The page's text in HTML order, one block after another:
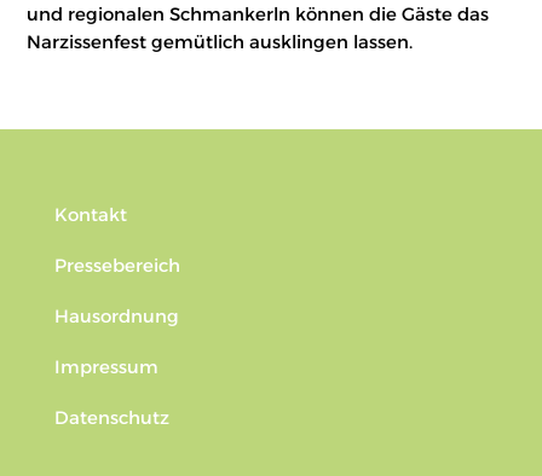
und regionalen Schmankerln können die Gäste das
Narzissenfest gemütlich ausklingen lassen.
Kontakt
Pressebereich
Hausordnung
Impressum
Datenschutz